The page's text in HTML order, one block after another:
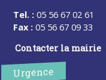
Tel. : 05 56 67 02 61
Fax : 05 56 67 09 33
Contacter la mairie
Urgence